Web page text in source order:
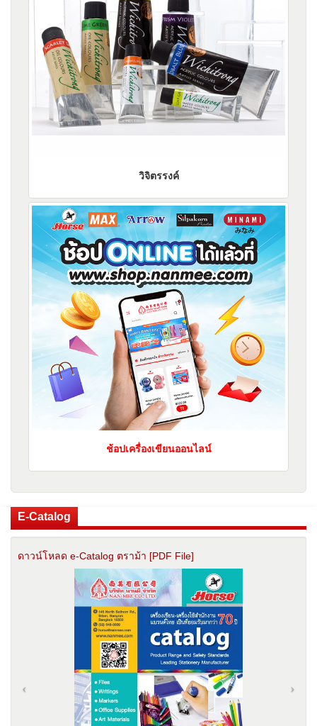
วิจิตรรงค์
ช้อปเครื่องเขียนออนไลน์
E-Catalog
ดาวน์โหลด e-Catalog ตราม้า [PDF File]